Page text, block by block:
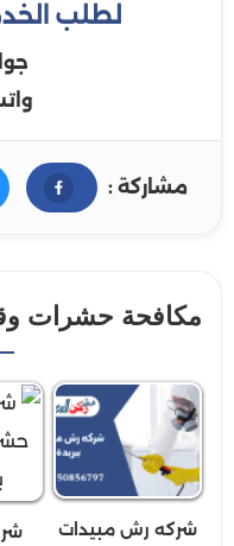
لطلب
مشاركة :
مكافحة حشرات
شركه رش مبيدات